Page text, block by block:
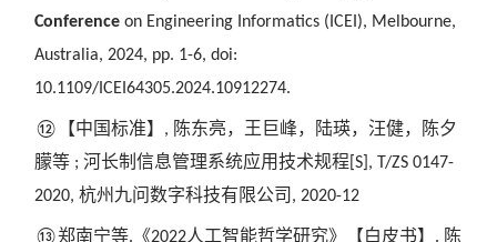
Conference on Engineering Informatics (ICEI), Melbourne,
Australia, 2024, pp. 1-6, doi:
10.1109/ICEI64305.2024.10912274.
⑫【中国标准】 , 陈东亮，王巨峰，陆瑛，汪健，陈夕
朦等 ;河长制信息管理系统应用技术规程 [S], T/ZS 0147-
2020,杭州九问数字科技有限公司 , 2020-12
⑬郑南宁等. 《2022人工智能哲学研究》【白皮书】 . 陈